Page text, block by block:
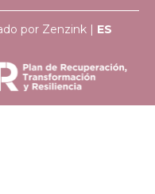
por Zenzink | ES